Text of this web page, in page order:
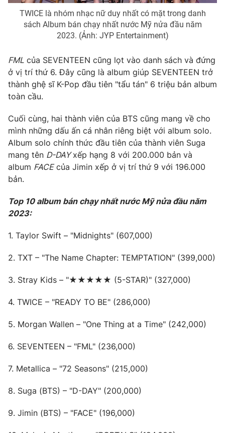
THỜI BÁO VTV
Theo dõi báo trên
Cơ quan báo chí:Thời báo VTV
Giấy phép hoạt động báo in và báo điện tử số 483/GP-BTTTT
cấp ngày 29/12/2023
Tổng Biên tập:Vũ Thanh Thủy
Phó Tổng Biên tập:
Nguyễn Thị Mỹ Hạnh, Phạm Quốc Thắng,
Nguyễn Trọng Ninh
Tổng đài VTV:024.38 355 931 - 024.38 355 932
Ðiện thoại Thời báo VTV:
Liên hệ quảng cáo:
024-7300.7108
thuận bằng văn bản. Ghi rõ nguồn VTV.vn khi phát hành lại
TWICE là nhóm nhạc nữ duy nhất có mặt trong danh
sách Album bán chạy nhất nước Mỹ nửa đầu năm
2023. (Ảnh: JYP Entertainment)
FML của SEVENTEEN cũng lọt vào danh sách và đứng
ở vị trí thứ 6. Đây cũng là album giúp SEVENTEEN trở
thành ghệ sĩ K-Pop đầu tiên "tẩu tán" 6 triệu bản album
toàn cầu.
Cuối cùng, hai thành viên của BTS cũng mang về cho
mình những dấu ấn cá nhân riêng biệt với album solo.
Album solo chính thức đầu tiên của thành viên Suga
mang tên D-DAYxếp hạng 8 với 200.000 bản và
album FACEcủa Jimin xếp ở vị trí thứ 9 với 196.000
bản.
Top 10 album bán chạy nhất nước Mỹ nửa đầu năm
2023:
1. Taylor Swift – "Midnights" (607,000)
2. TXT – "The Name Chapter: TEMPTATION" (399,000)
3. Stray Kids – "★★★★★ (5-STAR)" (327,000)
4. TWICE – "READY TO BE" (286,000)
5. Morgan Wallen – "One Thing at a Time" (242,000)
6. SEVENTEEN – "FML" (236,000)
7. Metallica – "72 Seasons" (215,000)
8. Suga (BTS) – "D-DAY" (200,000)
9. Jimin (BTS) – "FACE" (196,000)